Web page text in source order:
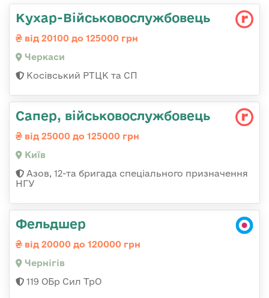
Кухар-Військовослужбовець
від 20100 до 125000 грн
Черкаси
Косівський РТЦК та СП
Сапер, військовослужбовець
від 25000 до 125000 грн
Київ
Азов, 12-та бригада спеціального призначення
НГУ
Фельдшер
від 20000 до 120000 грн
Чернігів
119 ОБр Сил ТрО